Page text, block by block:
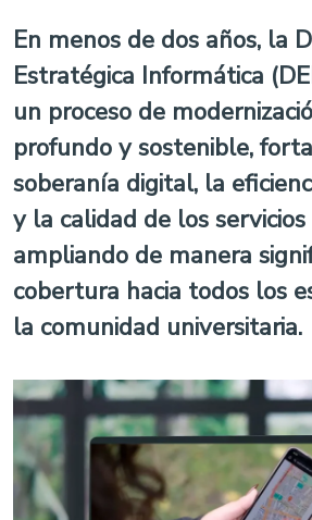
En menos de dos años, la
Estratégica Informática
un proceso de
profundo y sostenible,
soberanía digital, la
y la calidad de los
ampliando de manera
cobertura hacia todos los
la comunidad universitaria.